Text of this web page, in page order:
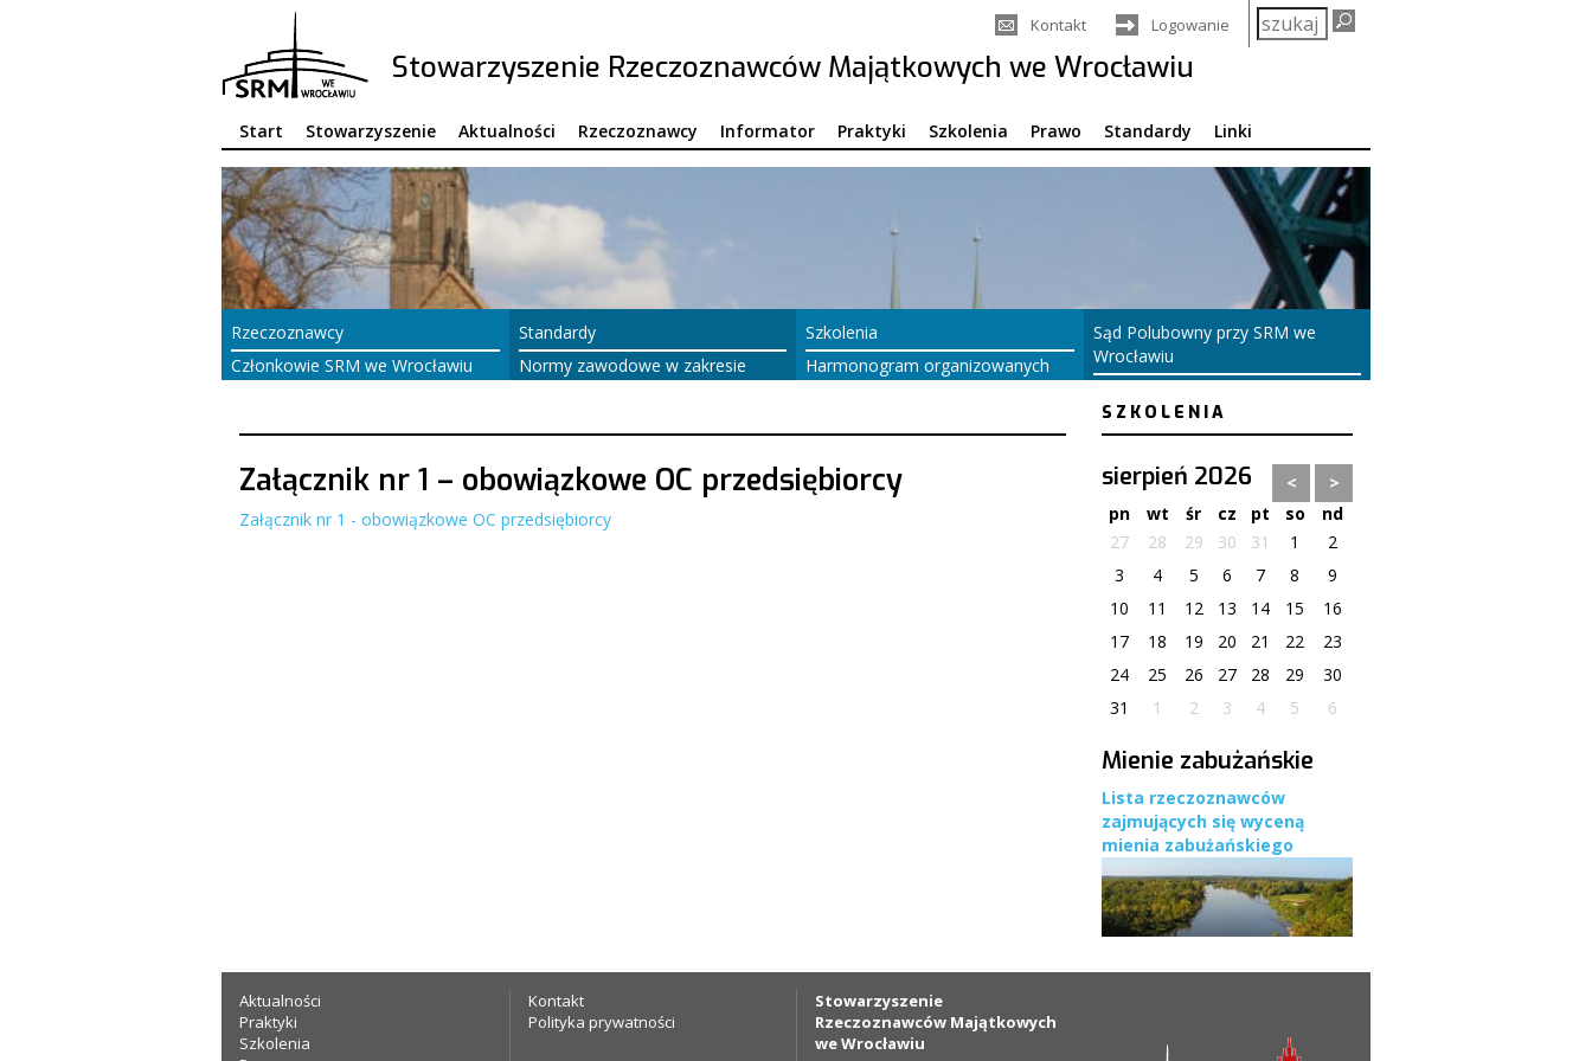
Stowarzyszenie Rzeczoznawców Majątkowych we Wrocławiu
Start Stowarzyszenie Aktualności Rzeczoznawcy Informator Praktyki Szkolenia Prawo Standardy Linki
Kontakt Logowanie
Szukaj
w
Rzeczoznawcy
Członkowie SRM we Wrocławiu
Standardy
Normy zawodowe w zakresie
Szkolenia
Harmonogram organizowanych
Sąd Polubowny przy SRM we
Wrocławiu
Załącznik nr 1 – obowiązkowe OC przedsiębiorcy
Załącznik nr 1 - obowiązkowe OC przedsiębiorcy
SZKOLENIA
< >
sierpień 2026
pn wt śr cz pt so
nd
27
28 29 30 31 1
2
3
4 5 6 7 8
9
10
11 12 13 14 15
16
17
18 19 20 21 22
23
24
25 26 27 28 29
30
31
1 2 3 4 5 6
Mienie zabużańskie
Lista rzeczoznawców
zajmujących się wyceną
mienia zabużańskiego
Aktualności
Praktyki
Szkolenia
Kontakt
Polityka prywatności
Stowarzyszenie
Rzeczoznawców Majątkowych
we Wrocławiu